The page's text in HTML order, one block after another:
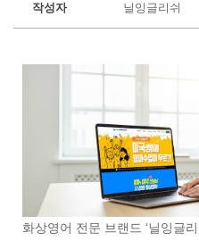
작성자 닐잉글리쉬
화상영어 전문 브랜드 ‘닐잉글